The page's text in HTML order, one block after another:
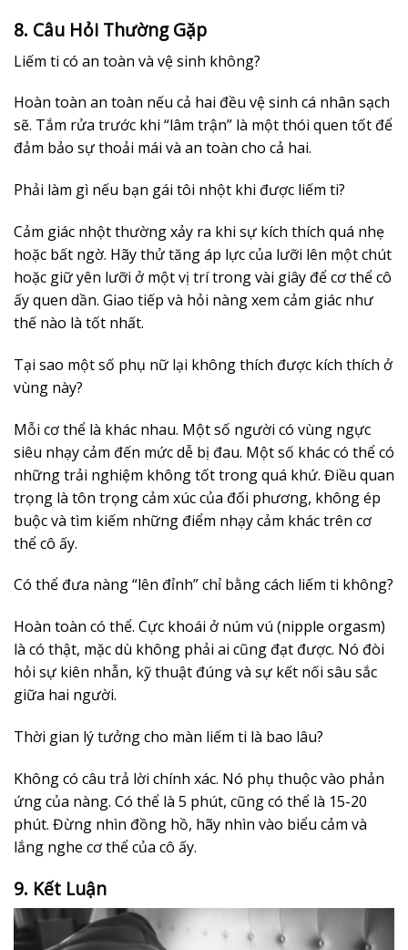
8. Câu Hỏi Thường Gặp
Liếm ti có an toàn và vệ sinh không?
Hoàn toàn an toàn nếu cả hai đều vệ sinh cá nhân sạch
sẽ. Tắm rửa trước khi “lâm trận” là một thói quen tốt để
đảm bảo sự thoải mái và an toàn cho cả hai.
Phải làm gì nếu bạn gái tôi nhột khi được liếm ti?
Cảm giác nhột thường xảy ra khi sự kích thích quá nhẹ
hoặc bất ngờ. Hãy thử tăng áp lực của lưỡi lên một chút
hoặc giữ yên lưỡi ở một vị trí trong vài giây để cơ thể cô
ấy quen dần. Giao tiếp và hỏi nàng xem cảm giác như
thế nào là tốt nhất.
Tại sao một số phụ nữ lại không thích được kích thích ở
vùng này?
Mỗi cơ thể là khác nhau. Một số người có vùng ngực
siêu nhạy cảm đến mức dễ bị đau. Một số khác có thể có
những trải nghiệm không tốt trong quá khứ. Điều quan
trọng là tôn trọng cảm xúc của đối phương, không ép
buộc và tìm kiếm những điểm nhạy cảm khác trên cơ
thể cô ấy.
Có thể đưa nàng “lên đỉnh” chỉ bằng cách liếm ti không?
Hoàn toàn có thể. Cực khoái ở núm vú (nipple orgasm)
là có thật, mặc dù không phải ai cũng đạt được. Nó đòi
hỏi sự kiên nhẫn, kỹ thuật đúng và sự kết nối sâu sắc
giữa hai người.
Thời gian lý tưởng cho màn liếm ti là bao lâu?
Không có câu trả lời chính xác. Nó phụ thuộc vào phản
ứng của nàng. Có thể là 5 phút, cũng có thể là 15-20
phút. Đừng nhìn đồng hồ, hãy nhìn vào biểu cảm và
lắng nghe cơ thể của cô ấy.
9. Kết Luận